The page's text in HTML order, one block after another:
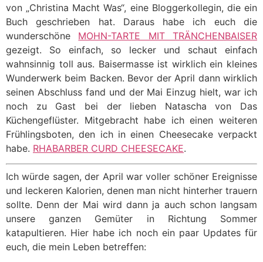
von „Christina Macht Was“, eine Bloggerkollegin, die ein
Buch geschrieben hat. Daraus habe ich euch die
wunderschöne MOHN-TARTE MIT TRÄNCHENBAISER
gezeigt. So einfach, so lecker und schaut einfach
wahnsinnig toll aus. Baisermasse ist wirklich ein kleines
Wunderwerk beim Backen. Bevor der April dann wirklich
seinen Abschluss fand und der Mai Einzug hielt, war ich
noch zu Gast bei der lieben Natascha von Das
Küchengeflüster. Mitgebracht habe ich einen weiteren
Frühlingsboten, den ich in einen Cheesecake verpackt
habe. RHABARBER CURD CHEESECAKE.
Ich würde sagen, der April war voller schöner Ereignisse
und leckeren Kalorien, denen man nicht hinterher trauern
sollte. Denn der Mai wird dann ja auch schon langsam
unsere ganzen Gemüter in Richtung Sommer
katapultieren. Hier habe ich noch ein paar Updates für
euch, die mein Leben betreffen: